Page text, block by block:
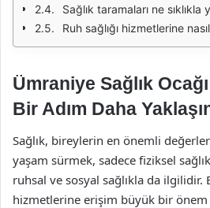
Sağlık taramaları ne sıklıkla
Ruh sağlığı hizmetlerine
Ümraniye Sağlık
Bir Adım Daha
Sağlık, bireylerin en önemli
yaşam sürmek, sadece fiziksel
ruhsal ve sosyal sağlıkla da ilgilidir.
hizmetlerine erişim büyük bir önem